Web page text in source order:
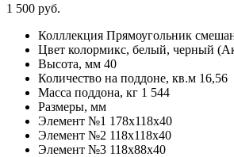
1 500 руб.
Колллекция Прямоугольник
Цвет колормикс, белый, черный
Высота, мм 40
Количество на поддоне, кв.м 16,56
Масса поддона, кг 1 544
Размеры, мм
Элемент №1 178х118х40
Элемент №2 118х118х40
Элемент №3 118х88х40